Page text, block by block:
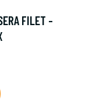
FILET -